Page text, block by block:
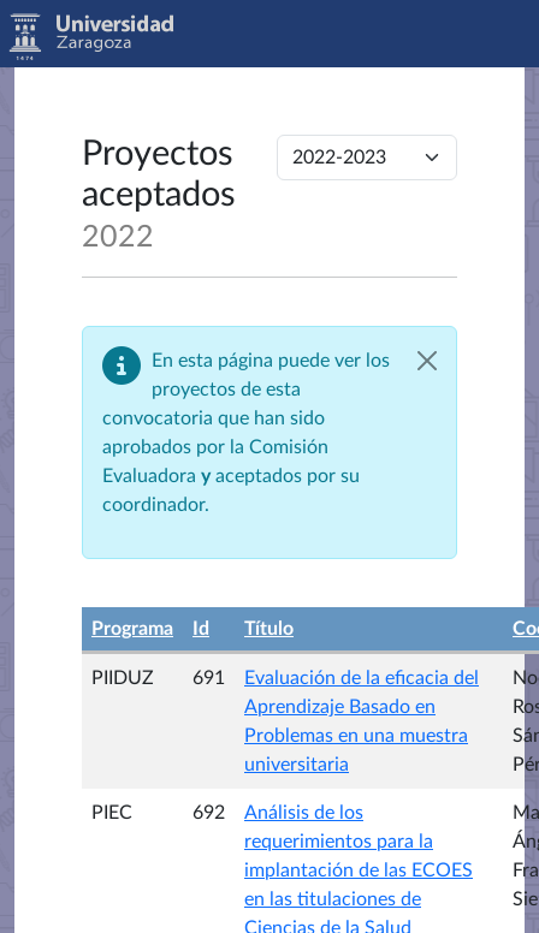
Proyectos
aceptados
2022
En esta página puede ver los
proyectos de esta
convocatoria que han sido
aprobados por la Comisión
Evaluadora yaceptados por su
coordinador.
Programa Id Título
PIIDUZ 691
Evaluación de la eficacia del
Aprendizaje Basado en
Problemas en una muestra
universitaria
PIEC 692
Análisis de los
requerimientos para la
implantación de las ECOES
en las titulaciones de
Ciencias de la Salud